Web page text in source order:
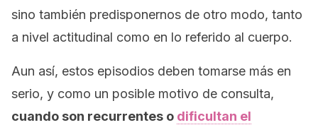
sino también predisponernos de otro modo, tanto
a nivel actitudinal como en lo referido al cuerpo.
Aun así, estos episodios deben tomarse más en
serio, y como un posible motivo de consulta,
cuando son recurrentes o dificultan el